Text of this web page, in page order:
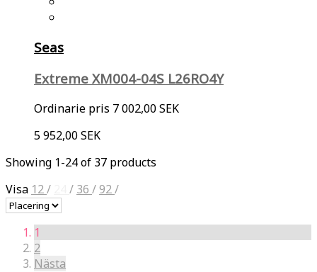
Seas
Extreme XM004-04S L26RO4Y
Ordinarie pris 7 002,00 SEK
5 952,00 SEK
Showing 1-24 of 37 products
Visa 12/ / 36 /92/
1
2
Nästa